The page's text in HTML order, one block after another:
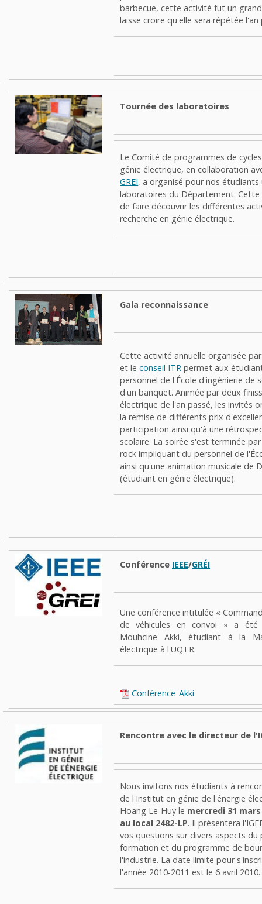
barbecue, cette activité fut un
laisse croire qu'elle sera répétée l'an
Tournée des laboratoires
Le Comité de programmes de
génie électrique, en collaboration
GREI, a organisé pour nos
laboratoires du Département.
de faire découvrir les différentes
recherche en génie électrique.
Gala reconnaissance
Cette activité annuelle organisée
et le conseil ITR permet aux
personnel de l'École d'ingénierie de
d'un banquet. Animée par deux
électrique de l'an passé, les invités
la remise de différents prix
participation ainsi qu'à une
scolaire. La soirée s'est terminée
rock impliquant du personnel de
ainsi qu'une animation musicale de
(étudiant en génie électrique).
Conférence IEEE/GRÉI
Une conférence intitulée «
de véhicules en convoi » a été
Mouhcine Akki, étudiant à la
électrique à l'UQTR.
Conférence_Akki
Rencontre avec le directeur de
Nous invitons nos étudiants à
de l'Institut en génie de l'énergie
Hoang Le-Huy le mercredi 31 mars
au local 2482-LP. Il présentera
vos questions sur divers aspects
formation et du programme de
l'industrie. La date limite pour
l'année 2010-2011 est le 6 avril 2010.